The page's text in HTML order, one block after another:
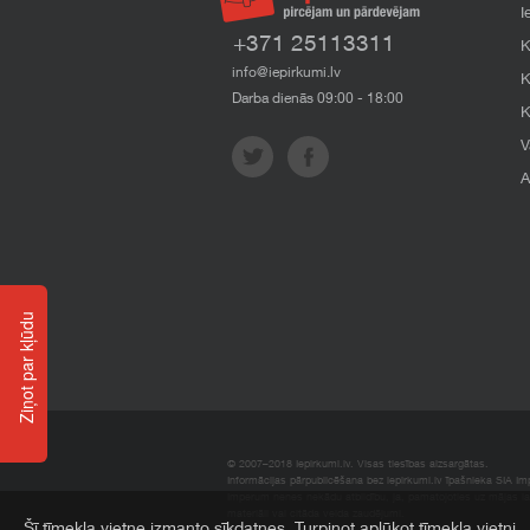
+371 25113311
info@iepirkumi.lv
Darba dienās 09:00 - 18:00
© 2007–2018 Iepirkumi.lv. Visas tiesības aizsargātas.
Informācijas pārpublicēšana bez iepirkumi.lv īpašnieka SIA
Ziņot par kļūdu